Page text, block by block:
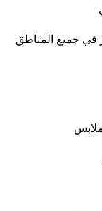
في جميع المناطق